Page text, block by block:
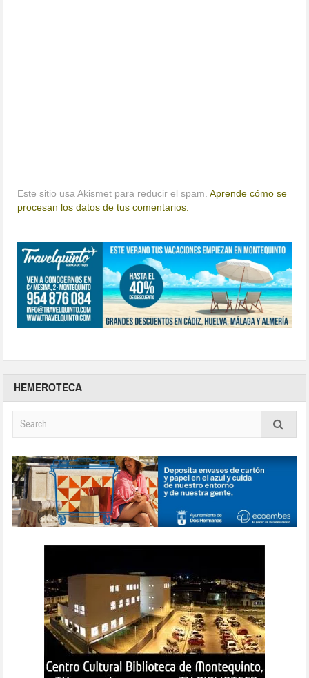
Este sitio usa Akismet para reducir el spam.Aprende cómo se
procesan los datos de tus comentarios.
HEMEROTECA